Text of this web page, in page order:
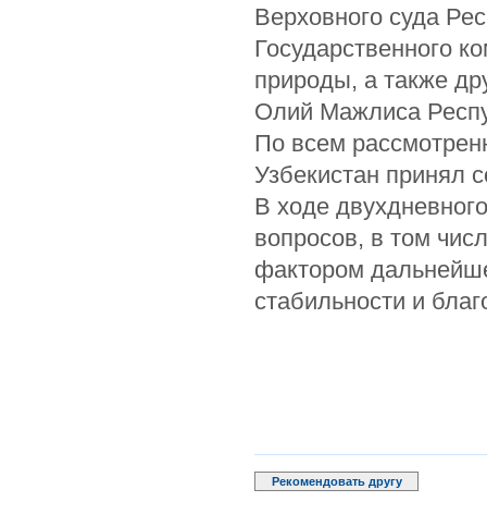
Верховного суда
Государственного
природы, а также
Олий Мажлиса
По всем
Узбекистан принял
В ходе
вопросов, в том
фактором
стабильности и
Рекомендовать другу